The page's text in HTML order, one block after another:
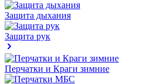
Защита дыхания
Защита рук
Перчатки и Краги зимние